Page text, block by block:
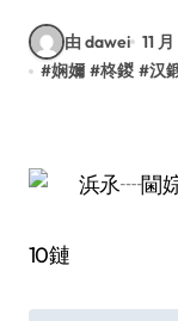
由 dawei 11
#娴嬭 #柊鍐 #汉
10鏈